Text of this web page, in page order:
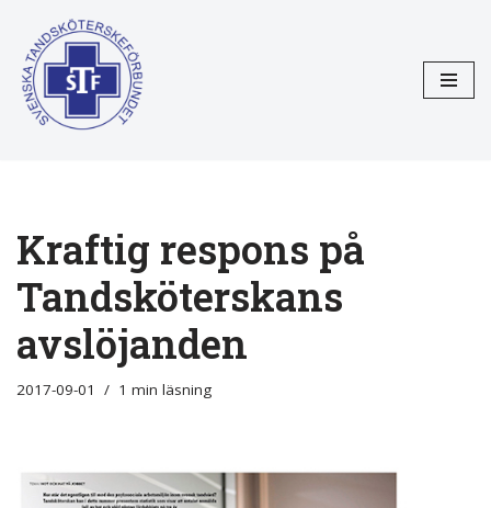
Hoppa
till
innehåll
Kraftig respons på
Tandsköterskans
avslöjanden
2017-09-01 1 min läsning